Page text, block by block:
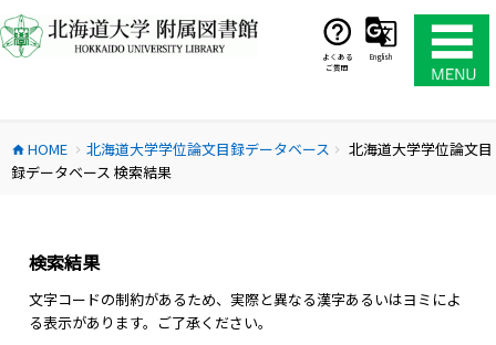
ン
テ
ス
キ
よくある
ご質問
English
home HOME chevron_right 北海道大学学位論文目録データベース chevron_right
北海道大学学位論文目
録データベース 検索結果
検索結果
文字コードの制約があるため、実際と異なる漢字あるいはヨミによ
る表示があります。ご了承ください。